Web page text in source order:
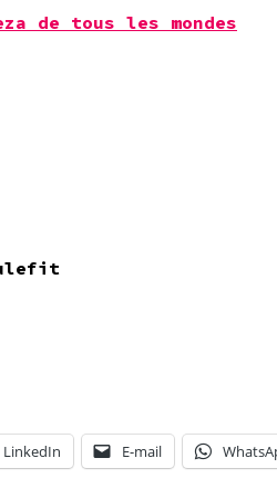
de tous les mondes
LinkedIn E-mail